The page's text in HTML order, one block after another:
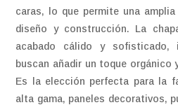
caras, lo que permite una
diseño y construcción. La
acabado cálido y sofisticado,
buscan añadir un toque orgánico
Es la elección perfecta para la
alta gama, paneles decorativos,